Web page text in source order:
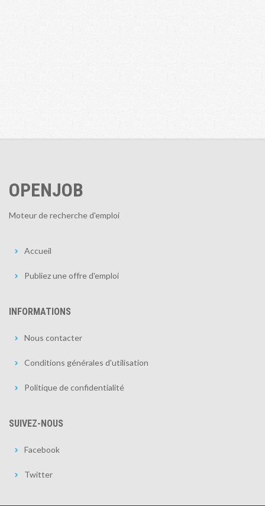
OPENJOB
Moteur de recherche d'emploi
Accueil
Publiez une offre d'emploi
INFORMATIONS
Nous contacter
Conditions générales d'utilisation
Politique de confidentialité
SUIVEZ-NOUS
Facebook
Twitter